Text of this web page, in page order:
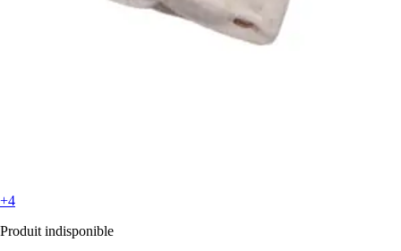
+4
Produit indisponible